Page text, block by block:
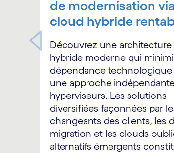
de modernisation
cloud hybride
Découvrez une
hybride moderne qui
dépendance technologique
une approche
hyperviseurs. Les solutions
diversifiées façonnées par
changeants des clients, les
migration et les clouds
alternatifs émergents